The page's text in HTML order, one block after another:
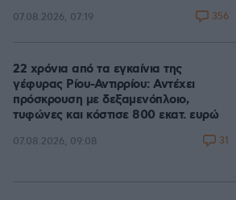
07.08.2026, 07:19 356
22 χρόνια από τα εγκαίνια της
γέφυρας Ρίου-Αντιρρίου: Αντέχει
πρόσκρουση με δεξαμενόπλοιο,
τυφώνες και κόστισε 800 εκατ. ευρώ
07.08.2026, 09:08 31